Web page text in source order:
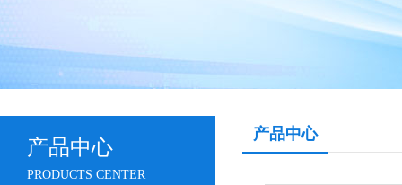
产品中心
PRODUCTS CENTER
产品中心